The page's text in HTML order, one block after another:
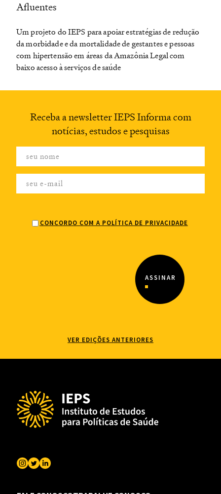
Afluentes
Um projeto do IEPS para apoiar estratégias de redução
da morbidade e da mortalidade de gestantes e pessoas
com hipertensão em áreas da Amazônia Legal com
baixo acesso à serviços de saúde
Receba a newsletterIEPS Informa com
notícias, estudos e pesquisas
CONCORDO COM A POLÍTICA DE PRIVACIDADE
VER EDIÇÕES ANTERIORES